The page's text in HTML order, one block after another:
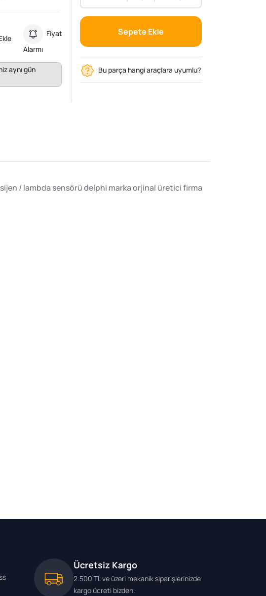
Fiyat
Alarmı
aynı gün
Sepete Ekle
Bu parça hangi araçlara uyumlu?
/ lambda sensörü delphi marka orjinal üretici firma
Ücretsiz Kargo
2.500 TL ve üzeri mekanik siparişlerinizde
kargo ücreti bizden.